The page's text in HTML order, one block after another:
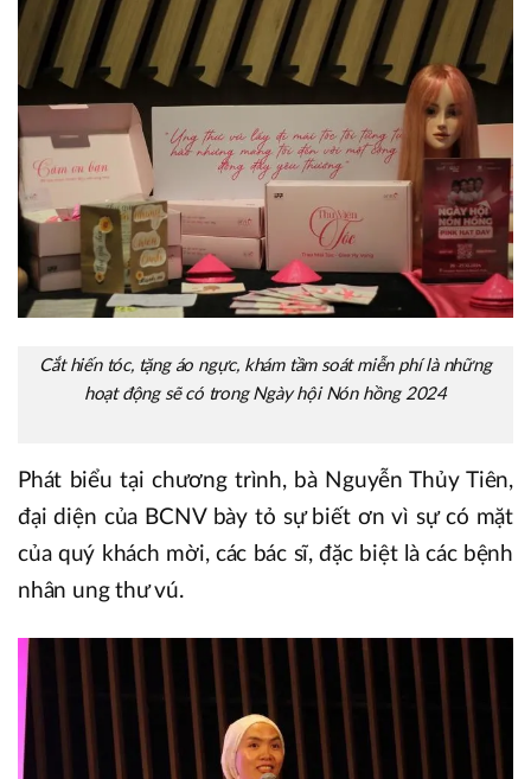
Cắt hiến tóc, tặng áo ngực, khám tầm soát miễn phí là những
hoạt động sẽ có trong Ngày hội Nón hồng 2024
Phát biểu tại chương trình, bà Nguyễn Thủy Tiên,
đại diện của BCNV bày tỏ sự biết ơn vì sự có mặt
của quý khách mời, các bác sĩ, đặc biệt là các bệnh
nhân ung thư vú.